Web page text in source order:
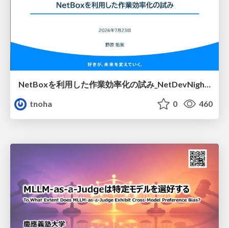
NetBoxを利用した作業効率化の試み_NetDevNight4
tnoha
0 460